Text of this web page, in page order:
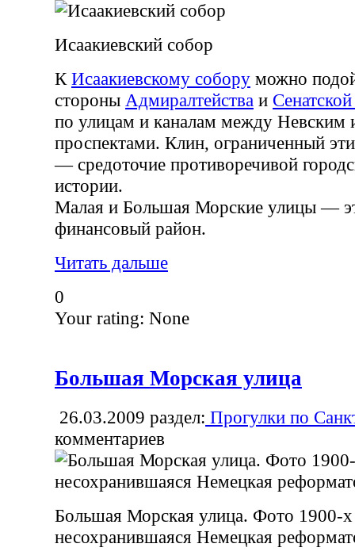
Исаакиевский собор
К Исаакиевскому собору можно
стороны Адмиралтейства и
по улицам и каналам между Невским
проспектами. Клин, ограниченный
— средоточие противоречивой
истории.
Малая и Большая Морские улицы —
финансовый район.
Читать дальше
0
Your rating: None
Большая Морская улица
26.03.2009 раздел: Прогулки по
комментариев
Большая Морская улица. Фото 1900-
несохранившаяся Немецкая